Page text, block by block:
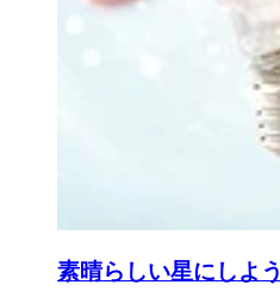
素晴らしい星にしよう